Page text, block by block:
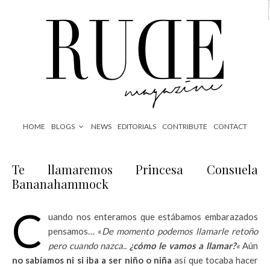
HOME BLOGS NEWS EDITORIALS CONTRIBUTE CONTACT
Te llamaremos Princesa Consuela
Bananahammock
C
uando nos enteramos que estábamos embarazados
pensamos… «De momento podemos llamarle retoño
pero cuando nazca.. ¿cómo le vamos a llamar?«Aún
no sabíamos ni si iba a ser niño o niña así que tocaba hacer